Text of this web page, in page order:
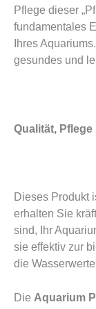
Pflege dieser
fundamentales
Ihres Aquariums.
gesundes und
Qualität,
Dieses Produkt
erhalten Sie
sind, Ihr
sie effektiv zur
die
Die Aquarium